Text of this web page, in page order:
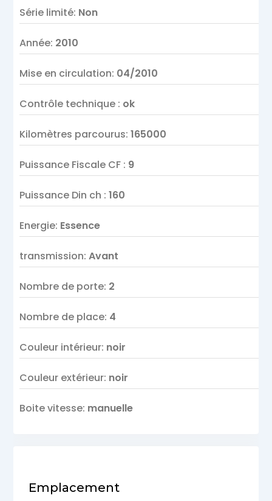
Série limité: Non
Année: 2010
Mise en circulation: 04/2010
Contrôle technique : ok
Kilomètres parcourus:165000
Puissance Fiscale CF : 9
Puissance Din ch :160
Energie: Essence
transmission:Avant
Nombre de porte: 2
Nombre de place: 4
Couleur intérieur: noir
Couleur extérieur: noir
Boite vitesse: manuelle
Emplacement